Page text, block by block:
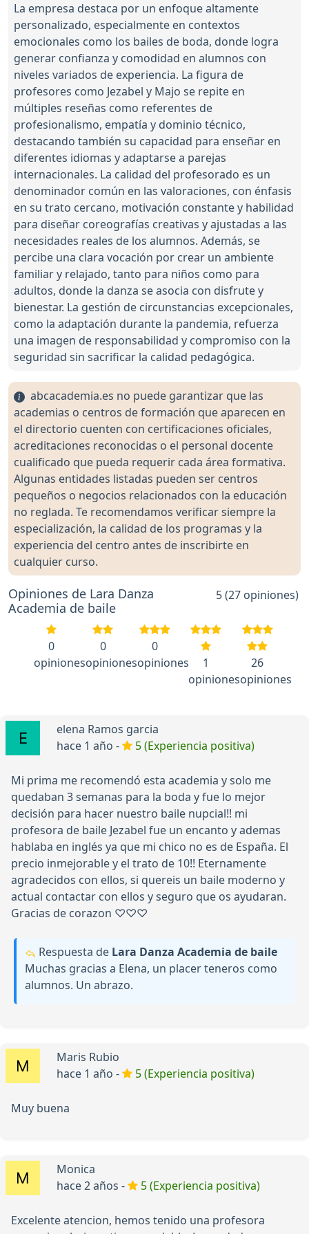
La empresa destaca por un enfoque altamente
personalizado, especialmente en contextos
emocionales como los bailes de boda, donde logra
generar confianza y comodidad en alumnos con
niveles variados de experiencia. La figura de
profesores como Jezabel y Majo se repite en
múltiples reseñas como referentes de
profesionalismo, empatía y dominio técnico,
destacando también su capacidad para enseñar en
diferentes idiomas y adaptarse a parejas
internacionales. La calidad del profesorado es un
denominador común en las valoraciones, con énfasis
en su trato cercano, motivación constante y habilidad
para diseñar coreografías creativas y ajustadas a las
necesidades reales de los alumnos. Además, se
percibe una clara vocación por crear un ambiente
familiar y relajado, tanto para niños como para
adultos, donde la danza se asocia con disfrute y
bienestar. La gestión de circunstancias excepcionales,
como la adaptación durante la pandemia, refuerza
una imagen de responsabilidad y compromiso con la
seguridad sin sacrificar la calidad pedagógica.
abcacademia.es no puede garantizar que las
academias o centros de formación que aparecen en
el directorio cuenten con certificaciones oficiales,
acreditaciones reconocidas o el personal docente
cualificado que pueda requerir cada área formativa.
Algunas entidades listadas pueden ser centros
pequeños o negocios relacionados con la educación
no reglada. Te recomendamos verificar siempre la
especialización, la calidad de los programas y la
experiencia del centro antes de inscribirte en
cualquier curso.
Opiniones de Lara Danza
Academia de baile
5 (27 opiniones)
0
opiniones
0
opiniones
0
opiniones
1
opiniones
26
opiniones
elena Ramos garcia
hace 1 año -
5 (Experiencia positiva)
Mi prima me recomendó esta academia y solo me
quedaban 3 semanas para la boda y fue lo mejor
decisión para hacer nuestro baile nupcial!! mi
profesora de baile Jezabel fue un encanto y ademas
hablaba en inglés ya que mi chico no es de España. El
precio inmejorable y el trato de 10!! Eternamente
agradecidos con ellos, si quereis un baile moderno y
actual contactar con ellos y seguro que os ayudaran.
Gracias de corazon ♡♡♡
Respuesta de Lara Danza Academia de baile
Muchas gracias a Elena, un placer teneros como
alumnos. Un abrazo.
Maris Rubio
hace 1 año -
5 (Experiencia positiva)
Muy buena
Monica
hace 2 años -
5 (Experiencia positiva)
Excelente atencion, hemos tenido una profesora